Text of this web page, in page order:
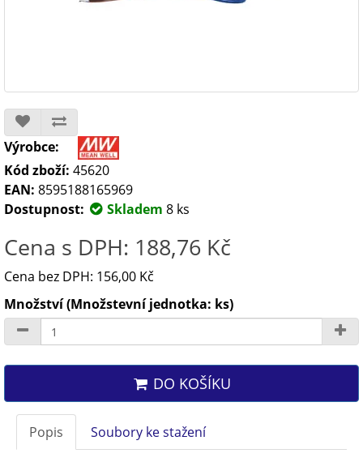
Výrobce:
Kód zboží: 45620
EAN: 8595188165969
Dostupnost:
Skladem 8 ks
Cena s DPH: 188,76 Kč
Cena bez DPH: 156,00 Kč
Množství (Množstevní jednotka: ks)
DO KOŠÍKU
Popis Soubory ke stažení